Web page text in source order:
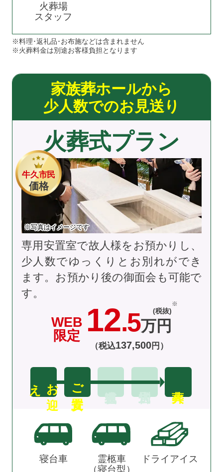
火葬場
スタッフ
※料理･返礼品･お布施などは含まれません
※火葬料金は別途お客様負担となります
牛久市民
価格
※写真はイメージです
家族葬ホールから
少人数でのお見送り
火葬式プラン
WEB
限定 12.5万円
(税抜)
（税込137,500円）
お
迎
え ご安置
専用安置室で故人様をお預かりし、
少人数でゆっくりとお別れができ
ます。お預かり後の御面会も可能で
す。
寝台車
霊柩車
（寝台型）
ドライアイス